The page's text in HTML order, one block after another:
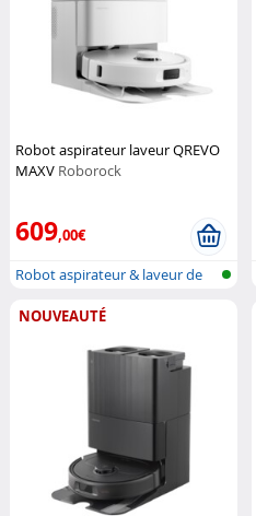
Robot aspirateur laveur QREVO
MAXV Roborock
609,00€
Robot aspirateur & laveur de
NOUVEAUTÉ